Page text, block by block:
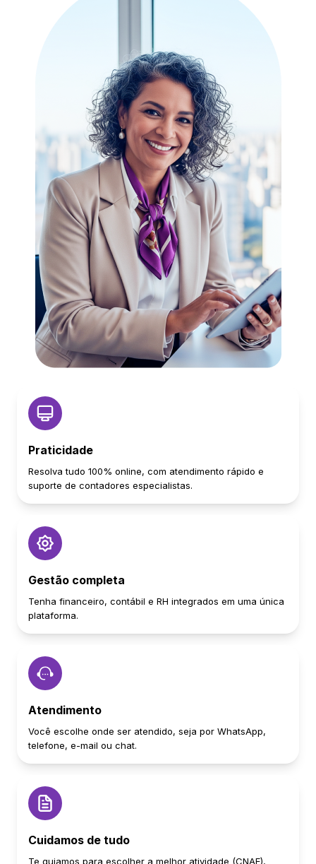
Praticidade
Resolva tudo 100% online, com atendimento rápido e
suporte de contadores especialistas.
Gestão completa
Tenha financeiro, contábil e RH integrados em uma única
plataforma.
Atendimento
Você escolhe onde ser atendido, seja por WhatsApp,
telefone, e-mail ou chat.
Cuidamos de tudo
Te guiamos para escolher a melhor atividade (CNAE),